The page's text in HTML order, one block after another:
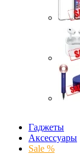
Гаджеты
Аксессуары
Sale %